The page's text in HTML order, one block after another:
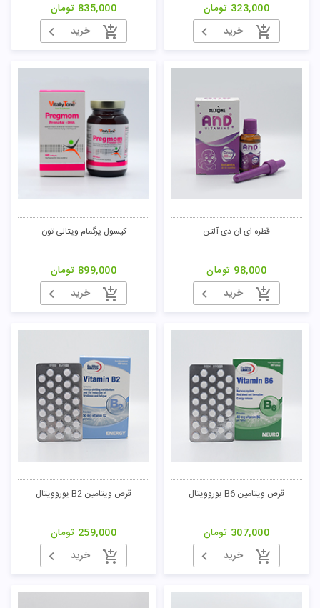
323,000 تومان
خرید
835,000 تومان
خرید
قطره ای ان دی آلتن
98,000 تومان
خرید
کپسول پرگمام ویتالی تون
899,000 تومان
خرید
قرص ویتامین B6 یوروویتال
307,000 تومان
خرید
قرص ویتامین B2 یوروویتال
259,000 تومان
خرید